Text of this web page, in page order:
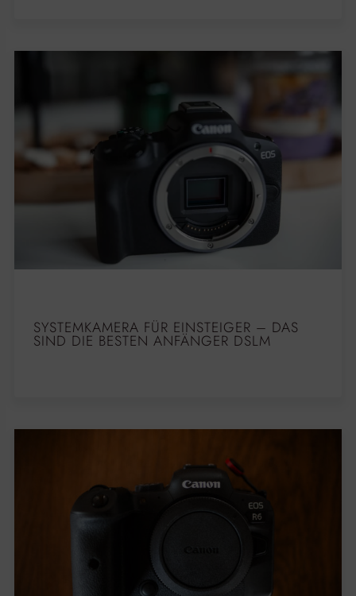
SYSTEMKAMERA FÜR EINSTEIGER – DAS
SIND DIE BESTEN ANFÄNGER DSLM